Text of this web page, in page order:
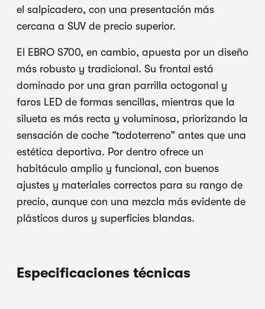
el salpicadero, con una presentación más
cercana a SUV de precio superior.
El EBRO S700, en cambio, apuesta por un diseño
más robusto y tradicional. Su frontal está
dominado por una gran parrilla octogonal y
faros LED de formas sencillas, mientras que la
silueta es más recta y voluminosa, priorizando la
sensación de coche “todoterreno” antes que una
estética deportiva. Por dentro ofrece un
habitáculo amplio y funcional, con buenos
ajustes y materiales correctos para su rango de
precio, aunque con una mezcla más evidente de
plásticos duros y superficies blandas.
Especificaciones técnicas